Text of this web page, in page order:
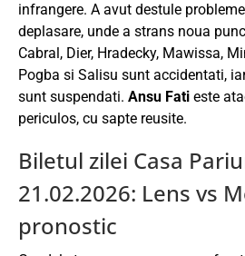
infrangere. A avut destule
deplasare, unde a strans noua
Cabral, Dier, Hradecky, Mawissa,
Pogba si Salisu sunt accidentati,
sunt suspendati. Ansu Fati este
periculos, cu sapte reusite.
Biletul zilei Casa
21.02.2026: Lens vs
pronostic